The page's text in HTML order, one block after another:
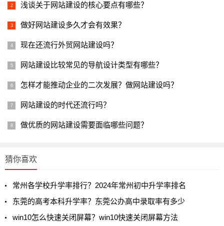
浅谈关于网站建设的核心要点有哪些？
做好网站建设多久才会有效果？
现在还流行外贸网站建设吗？
网站建设比较常见的导航设计类型有哪些？
怎样才能推动企业的二次发展？做网站建设吗？
网站建设的时代还流行吗？
做优质的网站建设需要面临哪些问题？
猜你喜欢
常州各学校升学率排行？2024年常州初中升学率排名
东莞的高考本科升学率？东莞公办高中录取率有多少
win10怎么快速关闭屏幕？win10快速关闭屏幕方法